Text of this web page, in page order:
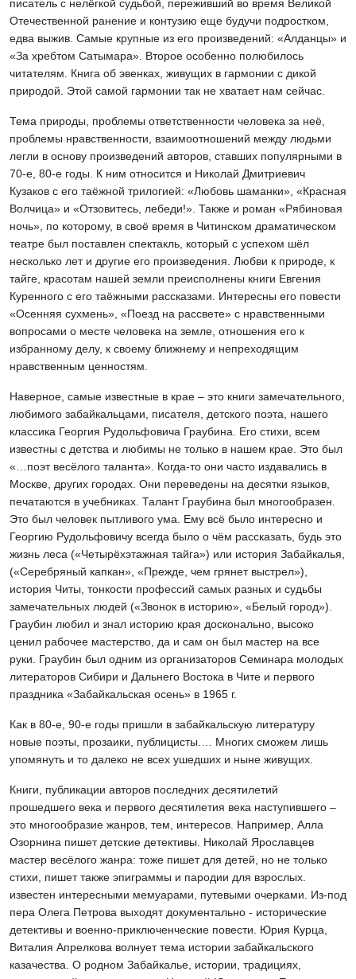
писатель с нелёгкой судьбой, переживший во время Великой
Отечественной ранение и контузию еще будучи подростком,
едва выжив. Самые крупные из его произведений: «Алданцы» и
«За хребтом Сатымара». Второе особенно полюбилось
читателям. Книга об эвенках, живущих в гармонии с дикой
природой. Этой самой гармонии так не хватает нам сейчас.
Тема природы, проблемы ответственности человека за неё,
проблемы нравственности, взаимоотношений между людьми
легли в основу произведений авторов, ставших популярными в
70-е, 80-е годы. К ним относится и Николай Дмитриевич
Кузаков с его таёжной трилогией: «Любовь шаманки», «Красная
Волчица» и «Отзовитесь, лебеди!». Также и роман «Рябиновая
ночь», по которому, в своё время в Читинском драматическом
театре был поставлен спектакль, который с успехом шёл
несколько лет и другие его произведения. Любви к природе, к
тайге, красотам нашей земли преисполнены книги Евгения
Куренного с его таёжными рассказами. Интересны его повести
«Осенняя сухмень», «Поезд на рассвете» с нравственными
вопросами о месте человека на земле, отношения его к
избранному делу, к своему ближнему и непреходящим
нравственным ценностям.
Наверное, самые известные в крае – это книги замечательного,
любимого забайкальцами, писателя, детского поэта, нашего
классика Георгия Рудольфовича Граубина. Его стихи, всем
известны с детства и любимы не только в нашем крае. Это был
«…поэт весёлого таланта». Когда-то они часто издавались в
Москве, других городах. Они переведены на десятки языков,
печатаются в учебниках. Талант Граубина был многообразен.
Это был человек пытливого ума. Ему всё было интересно и
Георгию Рудольфовичу всегда было о чём рассказать, будь это
жизнь леса («Четырёхэтажная тайга») или история Забайкалья,
(«Серебряный капкан», «Прежде, чем грянет выстрел»),
история Читы, тонкости профессий самых разных и судьбы
замечательных людей («Звонок в историю», «Белый город»).
Граубин любил и знал историю края досконально, высоко
ценил рабочее мастерство, да и сам он был мастер на все
руки. Граубин был одним из организаторов Семинара молодых
литераторов Сибири и Дальнего Востока в Чите и первого
праздника «Забайкальская осень» в 1965 г.
Как в 80-е, 90-е годы пришли в забайкальскую литературу
новые поэты, прозаики, публицисты.… Многих сможем лишь
упомянуть и то далеко не всех ушедших и ныне живущих.
Книги, публикации авторов последних десятилетий
прошедшего века и первого десятилетия века наступившего –
это многообразие жанров, тем, интересов. Например, Алла
Озорнина пишет детские детективы. Николай Ярославцев
мастер весёлого жанра: тоже пишет для детей, но не только
стихи, пишет также эпиграммы и пародии для взрослых.
известен интересными мемуарами, путевыми очерками. Из-под
пера Олега Петрова выходят документально - исторические
детективы и военно-приключенческие повести. Юрия Курца,
Виталия Апрелкова волнует тема истории забайкальского
казачества. О родном Забайкалье, истории, традициях,